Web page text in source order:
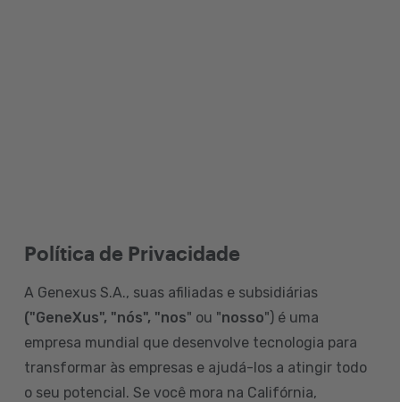
Política de Privacidade
A Genexus S.A., suas afiliadas e subsidiárias
("GeneXus", "nós", "nos" ou "nosso") é uma
empresa mundial que desenvolve tecnologia para
transformar às empresas e ajudá-los a atingir todo
o seu potencial. Se você mora na Califórnia,